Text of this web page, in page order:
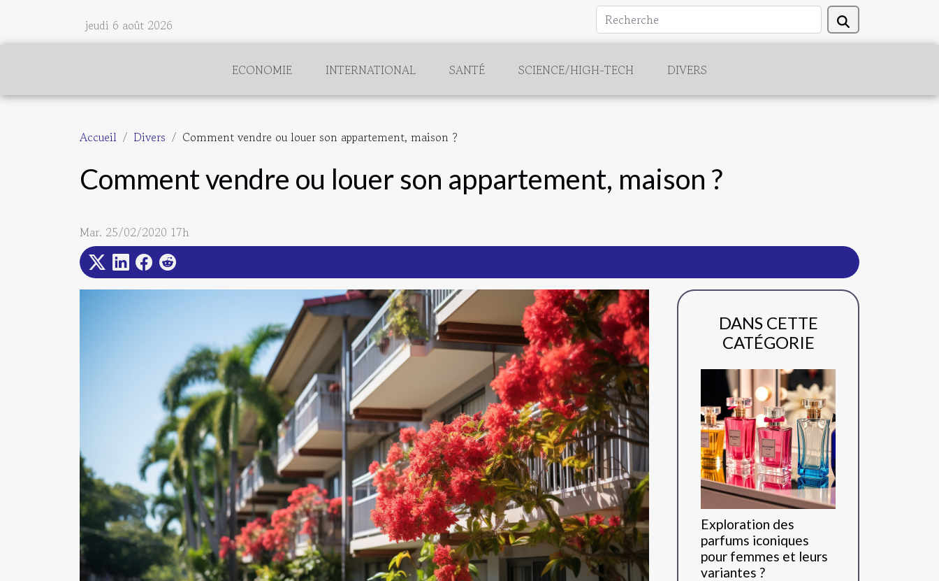
jeudi 6 août 2026
ECONOMIE INTERNATIONAL SANTÉ SCIENCE/HIGH-TECH DIVERS
Accueil Divers Comment vendre ou louer son appartement, maison ?
Comment vendre ou louer son appartement, maison ?
Mar. 25/02/2020 17h
DANS CETTE
CATÉGORIE
Exploration des
parfums iconiques
pour femmes et leurs
variantes ?